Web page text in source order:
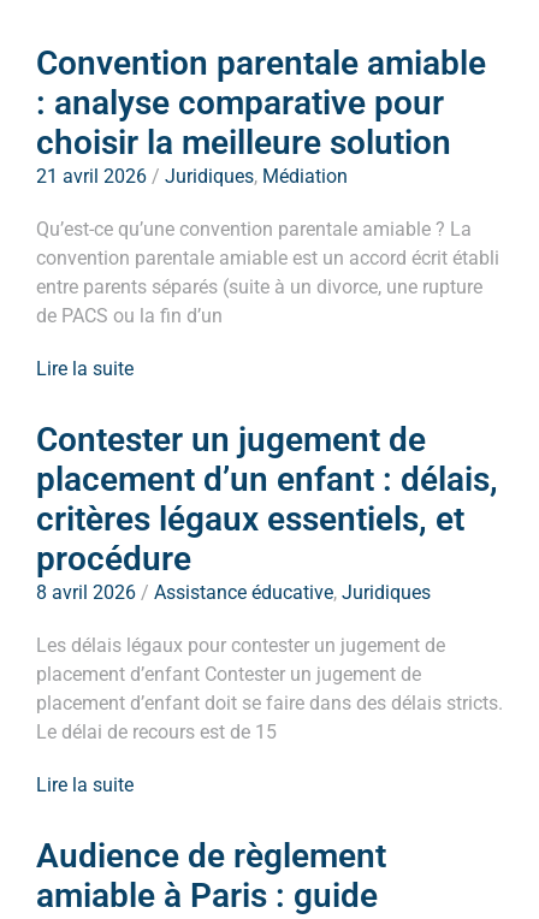
Convention parentale amiable
: analyse comparative pour
choisir la meilleure solution
21 avril 2026 / Juridiques, Médiation
Qu’est-ce qu’une convention parentale amiable ? La
convention parentale amiable est un accord écrit établi
entre parents séparés (suite à un divorce, une rupture
de PACS ou la fin d’un
Lire la suite
Contester un jugement de
placement d’un enfant : délais,
critères légaux essentiels, et
procédure
8 avril 2026 / Assistance éducative, Juridiques
Les délais légaux pour contester un jugement de
placement d’enfant Contester un jugement de
placement d’enfant doit se faire dans des délais stricts.
Le délai de recours est de 15
Lire la suite
Audience de règlement
amiable à Paris : guide